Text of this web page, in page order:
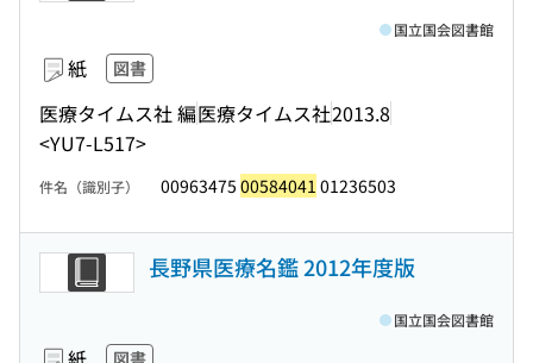
紙 図書
医療タイムス社 編医療タイムス社2013.8
<YU7-L517>
国立国会図書館
件名（識別子） 00963475 00584041 01236503
長野県医療名鑑 2012年度版
図書
国立国会図書館